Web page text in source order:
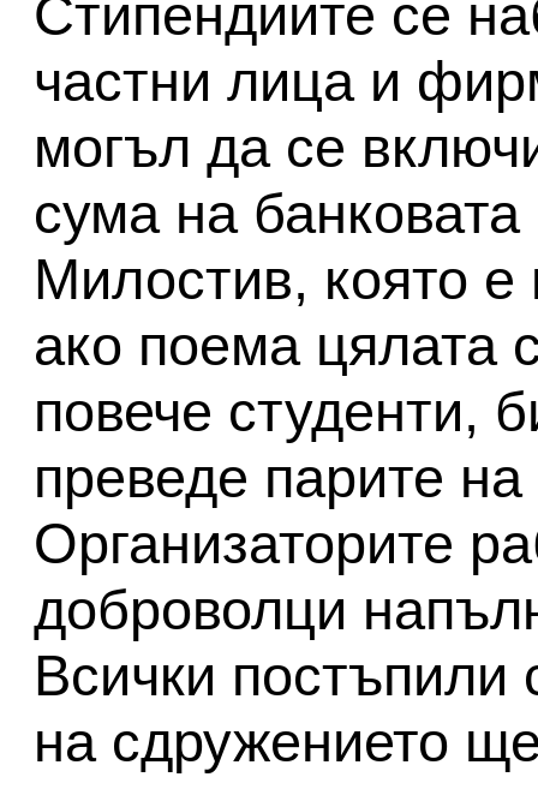
Стипендиите се
частни лица и
могъл да се
сума на
Милостив, която е
ако поема цялата
повече студенти,
преведе парите
Организаторите
доброволци
Всички постъпили
на сдружението